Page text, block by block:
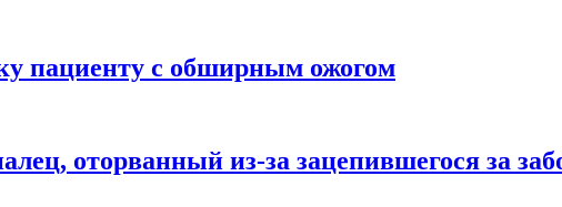
пациенту с обширным ожогом
оторванный из-за зацепившегося за